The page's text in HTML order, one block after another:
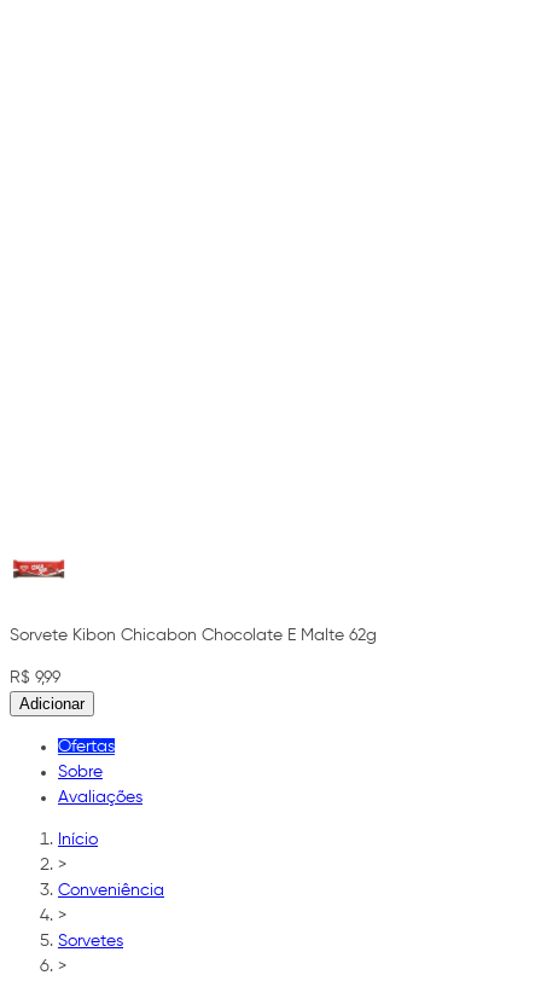
Sorvete Kibon Chicabon Chocolate E Malte 62g
R$ 9,99
Adicionar
Ofertas
Sobre
Avaliações
Início
>
Conveniência
>
Sorvetes
>